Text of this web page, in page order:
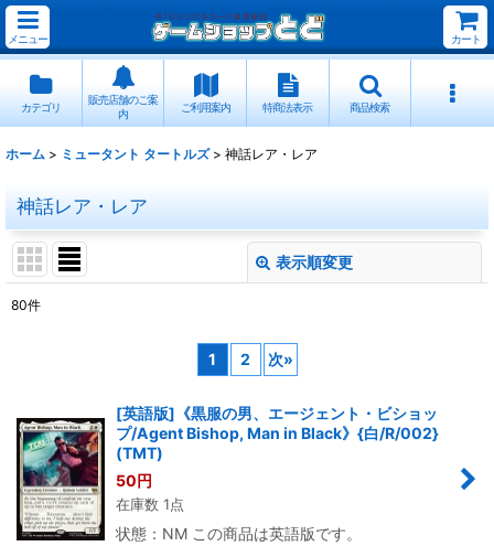
メニュー カート
カテゴリ
販売店舗のご案
内
ご利用案内 特商法表示 商品検索
ホーム > ミュータント タートルズ > 神話レア・レア
神話レア・レア
表示順変更
絞り込む
80件
1 2 次»
[英語版]《黒服の男、エージェント・ビショッ
プ/Agent Bishop, Man in Black》{白/R/002}
(TMT)
50円
在庫数 1点
状態：NM この商品は英語版です。